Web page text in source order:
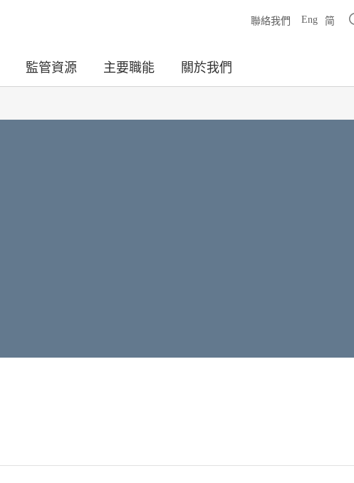
聯絡我們 Eng 简
監管資源 主要職能 關於我們